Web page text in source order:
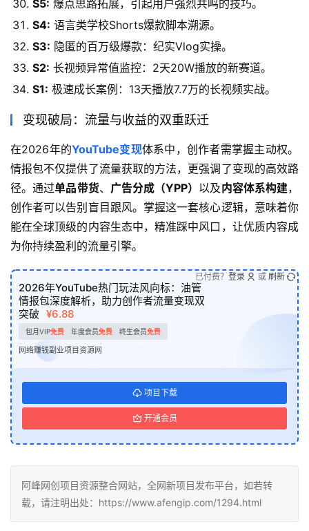
S5: 爆点思路拓展，引起用户强烈共鸣的技巧。
S4: 语言类学校Shorts爆款脚本溯源。
S3: 隐匿的百万级爆款：纪实Vlog实操。
S2: 长视频异常值监控：2天20W播放的新赛道。
S1: 极速成长案例：13天播放7.7万的长视频实战。
变现破局：流量与收益的双重跃迁
在2026年的YouTube变现体系中，创作者需掌握主动权。
情报包不仅提供了流量获取的方法，更强调了变现的高效路
径。通过单品带货、 广告分成（YPP） 以及内容体系构建，
创作者可以告别盲目跟风。掌握这一套核心逻辑，意味着你
能在全球顶级的内容生态中，精准踩中风口，让优质内容成
为你持续盈利的流量引擎。
2026年YouTube热门玩法风向标：油管
情报包深度解析，助力创作者流量变现双
突破 ¥6.88
包月VIP免费 年度会员免费 终生会员免费
网络赚钱副业项目资源网
项目下载
开通会员
已付费？ 登录 或 刷新
阿峰网创项目资源整合网站，全网新项目发布平台，如若转
载，请注明出处：https://www.afengip.com/1294.html